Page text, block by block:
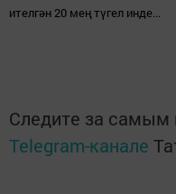
ителгән 20 мең түгел инде...
Следите за
Telegram-канале